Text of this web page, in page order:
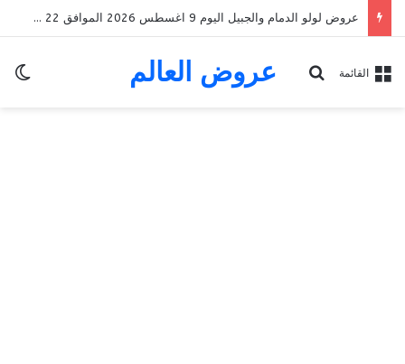
عروض لولو جدة وتبوك اليوم 9 اغسطس 2026 الموافق 22 صفر 1448 عروض الطازج & العروض الأسبوعية
عروض العالم القائمة بحث عن